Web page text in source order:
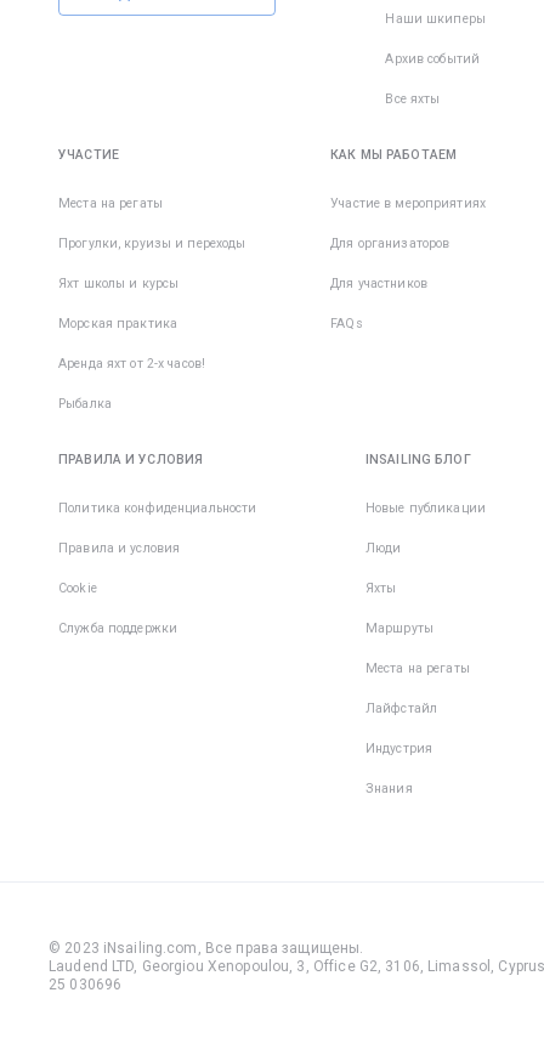
Наши шкиперы
Архив событий
Все яхты
УЧАСТИЕ
Места на регаты
Прогулки, круизы и переходы
Яхт школы и курсы
Морская практика
Аренда яхт от 2-х часов!
Рыбалка
КАК МЫ РАБОТАЕМ
Участие в мероприятиях
Для организаторов
Для участников
FAQs
ПРАВИЛА И УСЛОВИЯ
Политика конфиденциальности
Правила и условия
Cookie
Служба поддержки
INSAILING БЛОГ
Новые публикации
Люди
Яхты
Маршруты
Места на регаты
Лайфстайл
Индустрия
Знания
© 2023 iNsailing.com, Все права защищены.
Laudend LTD, Georgiou Xenopoulou, 3, Office G2, 3106, Limassol,
25 030696